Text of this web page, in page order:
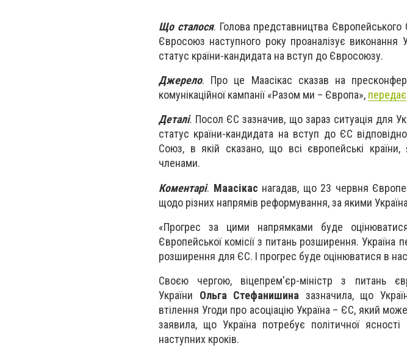
Що сталося. Голова представництва
Євросоюз наступного року проаналізує
статус країни-кандидата на вступ до Євросоюзу.
Джерело. Про це Маасікас сказав на
комунікаційної кампанії «Разом ми – Європа», передає
Деталі. Посол ЄС зазначив, що зараз ситуація для
статус країни-кандидата на вступ до ЄС
Союз, в якій сказано, що всі європейські країни,
членами.
Коментарі. Маасікас нагадав, що 23 червня
щодо різних напрямів реформування, за якими
«Прогрес за цими напрямками буде
Європейської комісії з питань розширення. Україна
розширення для ЄС. І прогрес буде оцінюватися в
Своєю чергою, віцепрем'єр-міністр з питань
України Ольга Стефанишина зазначила, що
втілення Угоди про асоціацію Україна – ЄС, який
заявила, що Україна потребує політичної
наступних кроків.